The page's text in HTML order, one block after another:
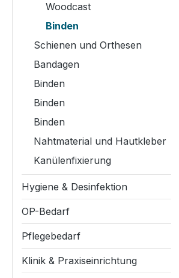
Woodcast
Binden
Schienen und Orthesen
Bandagen
Binden
Binden
Binden
Nahtmaterial und Hautkleber
Kanülenfixierung
Hygiene & Desinfektion
OP-Bedarf
Pflegebedarf
Klinik & Praxiseinrichtung